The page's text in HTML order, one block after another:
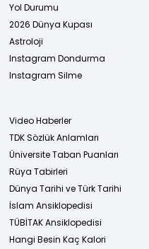
Yol Durumu
2026 Dünya Kupası
Astroloji
Instagram Dondurma
Instagram Silme
Video Haberler
TDK Sözlük Anlamları
Üniversite Taban Puanları
Rüya Tabirleri
Dünya Tarihi ve Türk Tarihi
İslam Ansiklopedisi
TÜBİTAK Ansiklopedisi
Hangi Besin Kaç Kalori